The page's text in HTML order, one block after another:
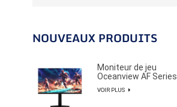
NOUVEAUX PRODUITS
Moniteur de jeu
Oceanview AF Series
pour joueurs
VOIR PLUS